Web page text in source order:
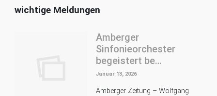
wichtige Meldungen
Amberger
Sinfonieorchester
begeistert be…
Januar 13, 2026
Amberger Zeitung – Wolfgang